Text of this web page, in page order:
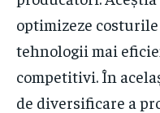
optimizeze
tehnologii mai
competitivi. În
de diversificare a